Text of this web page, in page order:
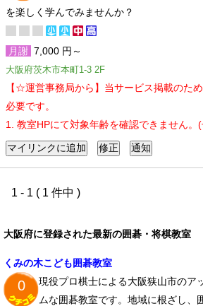
を楽しく学んでみませんか？
月謝 7,000 円～
大阪府茨木市本町1-3 2F
【☆運営事務局から】当サービス掲載のた
必要です。
1. 教室HPにて対象年齢を確認できません。
1 - 1 ( 1 件中 )
大阪府に登録された最新の囲碁・将棋教室
くみの木こども囲碁教室
0
現役プロ棋士による大阪狭山市のア
ムな囲碁教室です。地域に根ざし、